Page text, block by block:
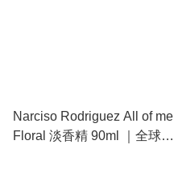
Narciso Rodriguez All of me
Floral 淡香精 90ml ｜全球免